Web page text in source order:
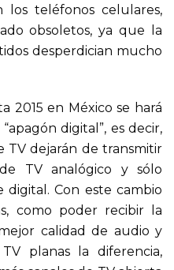
los teléfonos celulares,
obsoletos, ya que la
desperdician mucho
2015 en México se hará
digital”, es decir,
TV dejarán de transmitir
TV analógico y sólo
digital. Con este cambio
como poder recibir la
calidad de audio y
planas la diferencia,